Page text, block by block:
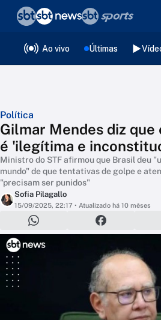
Ao vivo Últimas
Política
Gilmar Mendes diz
é 'ilegítima e
Ministro do STF afirmou que Brasil deu
mundo" de que tentativas de golpe e
"precisam ser punidos"
Sofia Pilagallo
15/09/2025, 22:17 • Atualizado há 10 mêses
❮voltar
Editorias